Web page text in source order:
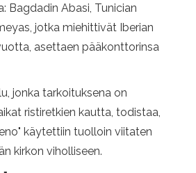
Bagdadin Abasi, Tunician
jotka miehittivät Iberian
asettaen pääkonttorinsa
jonka tarkoituksena on
ristiretkien kautta, todistaa,
käytettiin tuolloin viitaten
kirkon viholliseen.